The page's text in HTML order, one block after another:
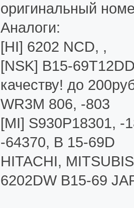
оригинальный
Аналоги:
[HI] 6202 NCD, ,
[NSK] B15-
качеству! до
WR3M 806, -803
[MI] S930P18301, -
-64370, B 15-69D
HITACHI,
6202DW B15-69